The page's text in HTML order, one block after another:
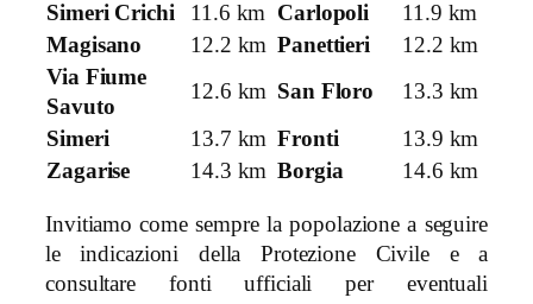
Simeri Crichi
11.6 km Carlopoli
11.9 km
Magisano
12.2 km Panettieri
12.2 km
Via Fiume
Savuto
12.6 km San Floro
13.3 km
Simeri
13.7 km Fronti
13.9 km
Zagarise
14.3 km Borgia 14.6 km
Invitiamo come sempre la popolazione a seguire
le indicazioni della Protezione Civile e a
consultare fonti ufficiali per eventuali